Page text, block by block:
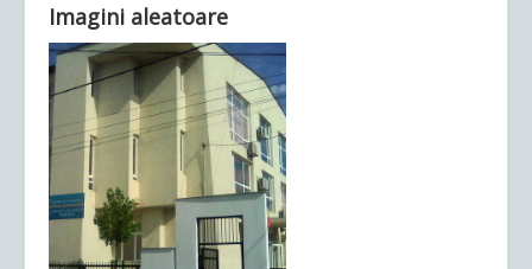
Ultimele articole: Vi, 04.11.2022 -
Județean Mehedinți
Imagini aleatoare